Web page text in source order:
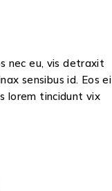
nec eu, vis detraxit
sensibus id. Eos ei
lorem tincidunt vix